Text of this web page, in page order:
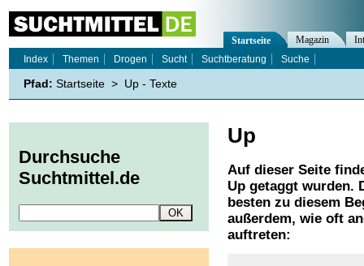
Up
Auf dieser Seite
Up getaggt wurden.
besten zu diesem
außerdem, wie oft
auftreten:
Startseite Magazin
Index
Themen Drogen Sucht Suchtberatung Suche
Pfad: Startseite > Up - Texte
Durchsuche
Suchtmittel.de